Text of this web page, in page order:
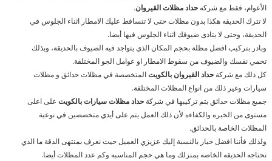
الأعوام، فقط مع شركه حداد مظلات القيروان.
لا تترك الحديقه هكذا بدون مظلات حتى لا تتساقط عليك الامطار اثناء الجلوس في
الحديقة، وحتى لا يتاذى ضيوفك اثناء الجلوس فيها أيضا.
وبادر بتركيب افضل مظلة بحجم المكان الذي يتواجد فيه الضيوف بالحديقة، وبذلك
تحمي نفسك والضيوف من سقوط الامطار او عوامل الجو المختلفة.
كل ذلك مع شركة حداد القيروان بالكويتالمتخصصة في مظلات حدائق و مظلات
سيارات وغير ذلك من انواع المظلات المختلفة.
جميع مظلات حدائق يتم تركيبها في شركة حداد مظلات سيارات بالكويت على اعلى
مستوى من الخبره والكفاءه لأن ذلك العمل يتم على أيدي متخصصين في نوعية
المظلات الخاصة بالحدائق.
ولذلك فأننا افضل خيار بالنسبة إليك عزيزي العميل حيث نعرف بمنتهى الدقة ما الذي
تحتاجه الحديقه الخاصه بمنزلك وما هي حجم المناسبه وكم عدد المظلات أيضا.